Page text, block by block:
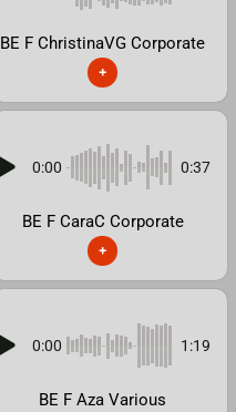
BE F ChristinaVG Corporate
+
0:00 0:37
BE F CaraC Corporate
+
0:00 1:19
BE F Aza Various